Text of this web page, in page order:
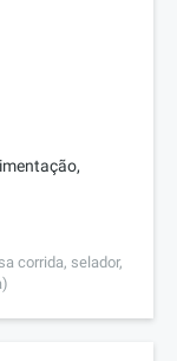
corrida, selador,